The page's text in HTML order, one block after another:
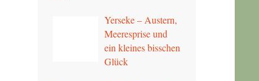
Yerseke – Austern,
Meeresprise und
ein kleines bisschen
Glück